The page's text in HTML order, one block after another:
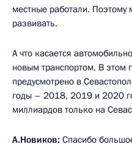
местные работали.
развивать.
А что касается
новым транспортом. В этом
предусмотрено в
годы – 2018, 2019 и 2020
миллиардов только на
А.Новиков: Спасибо